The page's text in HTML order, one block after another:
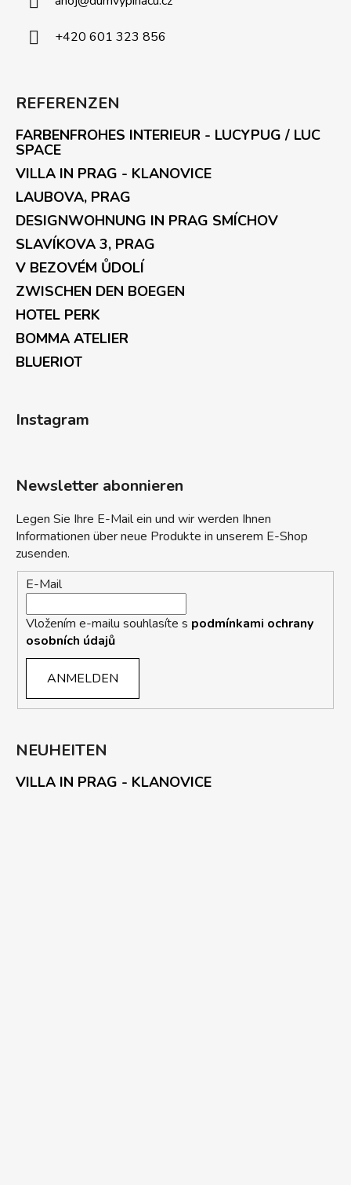
+420 601 323 856
REFERENZEN
FARBENFROHES INTERIEUR - LUCYPUG / LUC
SPACE
VILLA IN PRAG - KLANOVICE
LAUBOVA, PRAG
DESIGNWOHNUNG IN PRAG SMÍCHOV
SLAVÍKOVA 3, PRAG
V BEZOVÉM ŮDOLÍ
ZWISCHEN DEN BOEGEN
HOTEL PERK
BOMMA ATELIER
BLUERIOT
Instagram
Newsletter abonnieren
Legen Sie Ihre E-Mail ein und wir werden Ihnen
Informationen über neue Produkte in unserem E-Shop
zusenden.
E-Mail
Vložením e-mailu souhlasíte s podmínkami ochrany
osobních údajů
ANMELDEN
NEUHEITEN
VILLA IN PRAG - KLANOVICE